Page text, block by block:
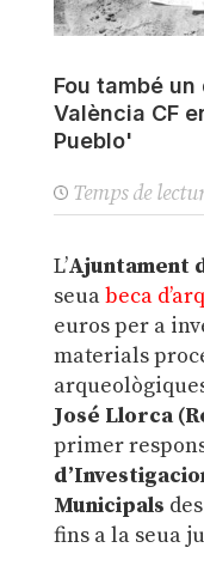
Fou també
València CF
Pueblo'
Temps de
L’Ajuntament
seuabeca
euros per a
materials
José Llorca
primer
Municipals
fins a la seua